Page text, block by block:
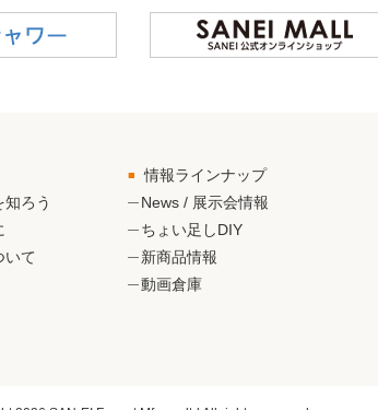
ろう
いて
情報ラインナップ
News / 展示会情報
ちょい足しDIY
新商品情報
動画倉庫